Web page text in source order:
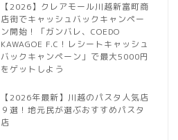
【2026】クレアモール川越新富町商
店街でキャッシュバックキャンペー
ン開始！「ガンバレ、COEDO
KAWAGOE F.C！レシートキャッシュ
バックキャンペーン」で最大5000円
をゲットしよう
【2026年最新】川越のパスタ人気店
９選！地元民が選ぶおすすめパスタ
店